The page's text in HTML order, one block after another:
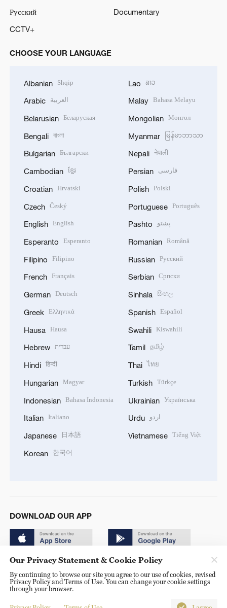
Русский
Documentary
CCTV+
CHOOSE YOUR LANGUAGE
Albanian Shqip
Arabic العربية
Belarusian Беларуская
Bengali বাংলা
Bulgarian Български
Cambodian ខ្មែរ
Croatian Hrvatski
Czech Český
English English
Esperanto Esperanto
Filipino Filipino
French Français
German Deutsch
Greek Ελληνικά
Hausa Hausa
Hebrew עברית
Hindi हिन्दी
Hungarian Magyar
Indonesian Bahasa Indonesia
Italian Italiano
Japanese 日本語
Korean 한국어
Lao ລາວ
Malay Bahasa Melayu
Mongolian Монгол
Myanmar မြန်မာဘာသာ
Nepali नेपाली
Persian فارسی
Polish Polski
Portuguese Português
Pashto پښتو
Romanian Română
Russian Русский
Serbian Српски
Sinhala සිංහල
Spanish Español
Swahili Kiswahili
Tamil தமிழ்
Thai ไทย
Turkish Türkçe
Ukrainian Українська
Urdu اردو
Vietnamese Tiếng Việt
DOWNLOAD OUR APP
© China Radio International.CRI. All Rights Reserved. 16A
Shijingshan Road, Beijing, China. 100040
Our Privacy Statement & Cookie Policy
By continuing to browse our site you agree to our use of cookies, revised
Privacy Policy and Terms of Use. You can change your cookie settings
through your browser.